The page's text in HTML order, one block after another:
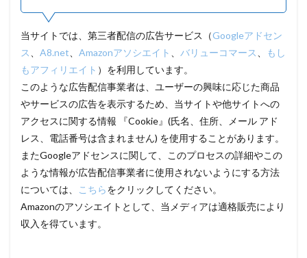
当サイトでは、第三者配信の広告サービス（Googleアドセン
ス
A8.net Amazonアソシエイト バリューコマース
もし
もアフィリエイト ）を利用しています。
このような広告配信事業者は、ユーザーの興味に応じた商品
やサービスの広告を表示するため、当サイトや他サイトへの
アクセスに関する情報 『Cookie』(氏名、住所、メール アド
レス、電話番号は含まれません) を使用することがあります。
またGoogleアドセンスに関して、このプロセスの詳細やこの
ような情報が広告配信事業者に使用されないようにする方法
については、
こちらをクリックしてください。
Amazonのアソシエイトとして、当メディアは適格販売により
収入を得ています。